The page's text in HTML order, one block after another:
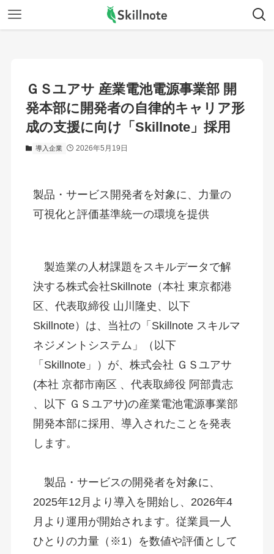
ＧＳユアサ 産業電池電源事業部 開
発本部に開発者の自律的キャリア形
成の支援に向け「Skillnote」採用
導入企業 2026年5月19日
製品・サービス開発者を対象に、力量の
可視化と評価基準統一の環境を提供
製造業の人材課題をスキルデータで解
決する株式会社Skillnote（本社 東京都港
区、代表取締役 山川隆史、以下
Skillnote）は、当社の「Skillnote スキルマ
ネジメントシステム」（以下
「Skillnote」）が、株式会社 ＧＳユアサ
(本社 京都市南区 、代表取締役 阿部貴志
、以下 ＧＳユアサ)の産業電池電源事業部
開発本部に採用、導入されたことを発表
します。
製品・サービスの開発者を対象に、
2025年12月より導入を開始し、2026年4
月より運用が開始されます。従業員一人
ひとりの力量（※1）を数値や評価として